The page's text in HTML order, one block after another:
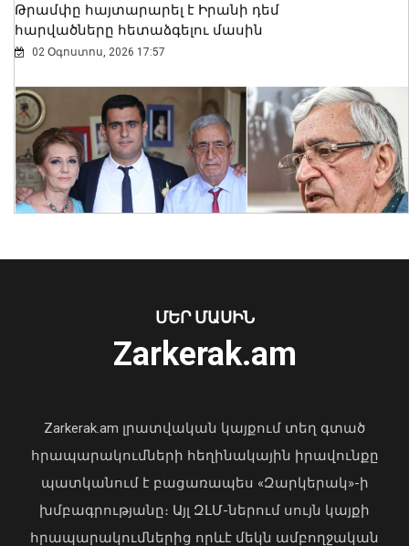
Արթուր Խուդինյանը նշանակվել է ՓԾ
տնօրենի տեղակալ․ Արամ
Ղազարյանն անձնակազմին է
ներկայացրել նորանշանակ
07 Օգոստոս, 2026 21:05
Թրամփը հայտարարել է Իրանի դեմ
հարվածները հետաձգելու մասին
02 Օգոստոս, 2026 17:57
«Պարտվեցինք դաժան հիվանդության
04 Օգոստոս, 2026 19:12
ՄԵՐ ՄԱՍԻՆ
Zarkerak.am
Zarkerak.am լրատվական կայքում տեղ գտած
հրապարակումների հեղինակային իրավունքը
պատկանում է բացառապես «Զարկերակ»-ի
խմբագրությանը։ Այլ ԶԼՄ-ներում սույն կայքի
հրապարակումներից որևէ մեկն ամբողջական